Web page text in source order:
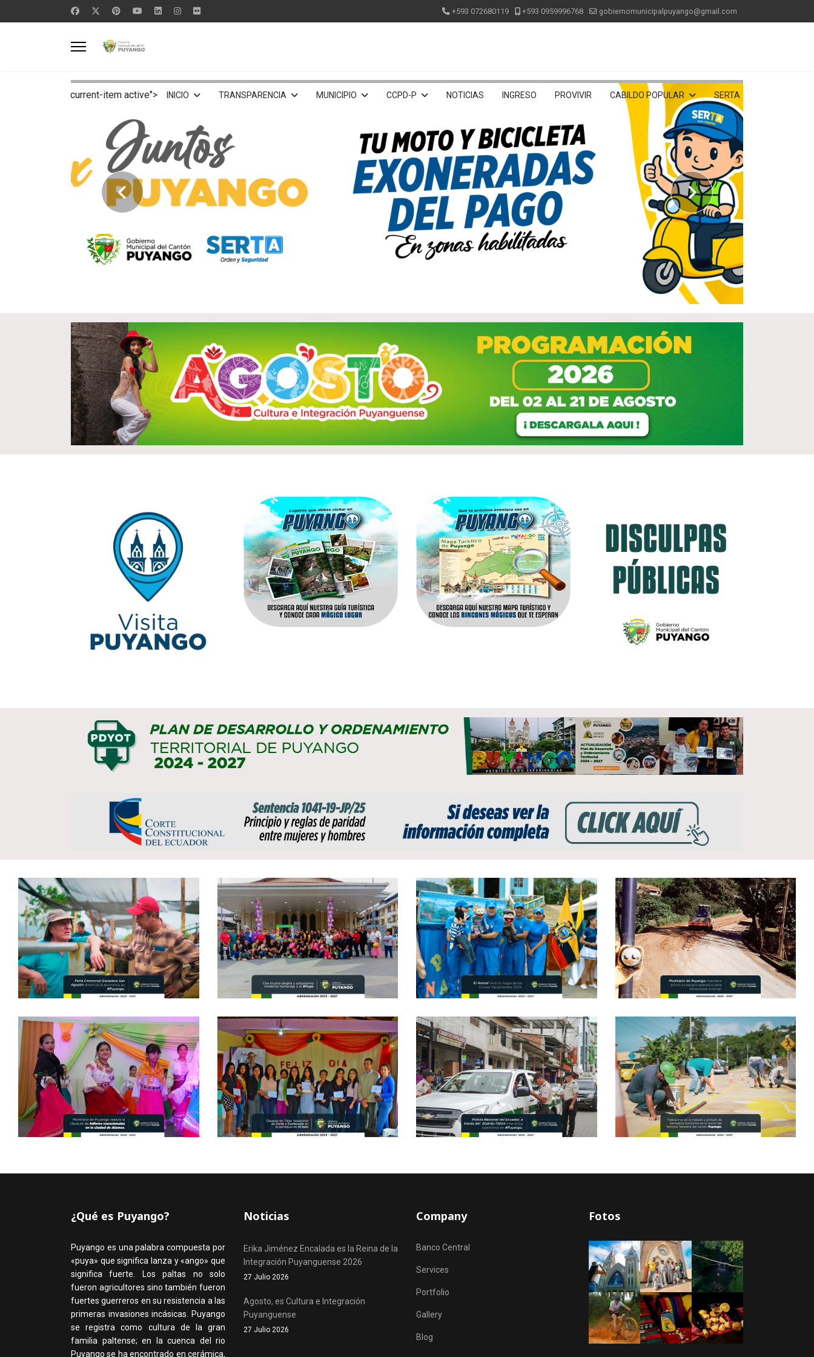
+593 072680119 +593 0959996768 gobiernomunicipalpuyango@gmail.com
current-item active"> INICIO TRANSPARENCIA MUNICIPIO CCPD-P NOTICIAS INGRESO PROVIVIR CABILDO POPULAR SERTA
¿Qué es Puyango?
Puyango es una palabra compuesta por
«puya» que significa lanza y «ango» que
significa fuerte. Los paltas no solo
fueron agricultores sino también fueron
fuertes guerreros en su resistencia a las
primeras invasiones incásicas. Puyango
se registra como cultura de la gran
familia paltense; en la cuenca del rio
Puyango se ha encontrado en cerámica,
Noticias
Erika Jiménez Encalada es la Reina de la
Integración Puyanguense 2026
27 Julio 2026
Agosto, es Cultura e Integración
Puyanguense
27 Julio 2026
Company
Banco Central
Services
Portfolio
Gallery
Blog
Fotos